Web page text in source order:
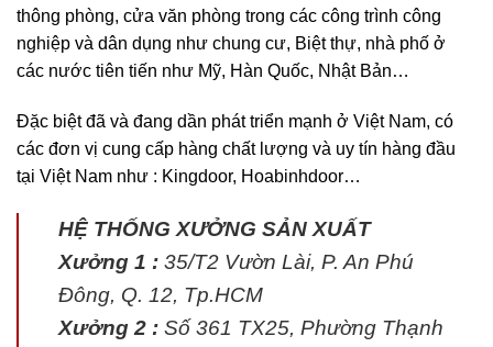
thông phòng, cửa văn phòng trong các công trình công
nghiệp và dân dụng như chung cư, Biệt thự, nhà phố ở
các nước tiên tiến như Mỹ, Hàn Quốc, Nhật Bản…
Đặc biệt đã và đang dần phát triển mạnh ở Việt Nam, có
các đơn vị cung cấp hàng chất lượng và uy tín hàng đầu
tại Việt Nam như : Kingdoor, Hoabinhdoor…
HỆ THỐNG XƯỞNG SẢN XUẤT
Xưởng 1 : 35/T2 Vườn Lài, P. An Phú
Đông, Q. 12, Tp.HCM
Xưởng 2 : Số 361 TX25, Phường Thạnh